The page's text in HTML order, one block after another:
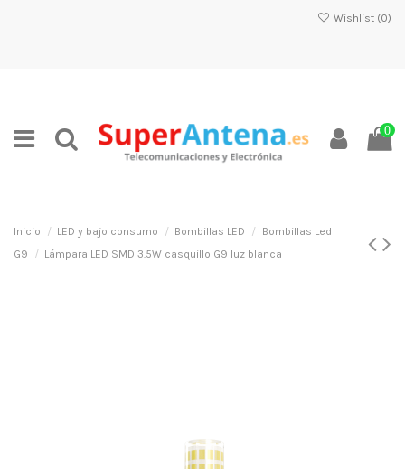
Wishlist (0)
0
Inicio LED y bajo consumo Bombillas LED
Bombillas Led
G9
Lámpara LED SMD 3.5W casquillo G9 luz blanca